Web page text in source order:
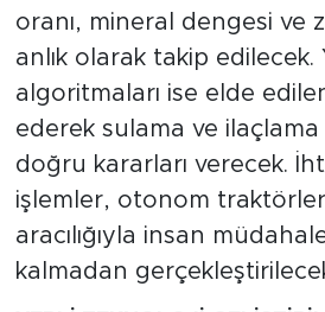
oranı, mineral dengesi ve
anlık olarak takip edilecek.
algoritmaları ise elde
ederek sulama ve
doğru kararları verecek.
işlemler, otonom
aracılığıyla insan
kalmadan